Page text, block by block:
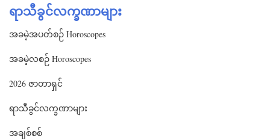
ရာသီခွင်လက္ခဏာများ
အခမဲ့အပတ်စဉ် Horoscopes
အခမဲ့လစဉ် Horoscopes
2026 ဇာတာရှင်
ရာသီခွင်လက္ခဏာများ
အချစ်စစ်